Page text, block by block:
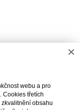
×
webu a pro
Cookies třetích
obsahu